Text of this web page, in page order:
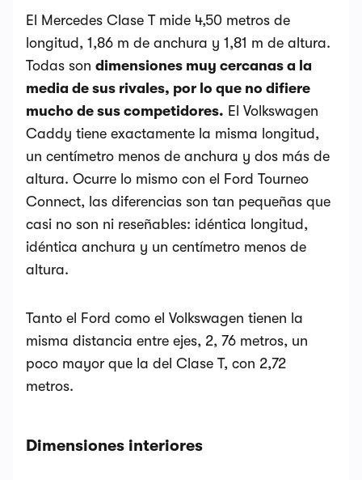
El Mercedes Clase T mide 4,50 metros de
longitud, 1,86 m de anchura y 1,81 m de altura.
Todas son dimensiones muy cercanas a la
media de sus rivales, por lo que no difiere
mucho de sus competidores. El Volkswagen
Caddy tiene exactamente la misma longitud,
un centímetro menos de anchura y dos más de
altura. Ocurre lo mismo con el Ford Tourneo
Connect, las diferencias son tan pequeñas que
casi no son ni reseñables: idéntica longitud,
idéntica anchura y un centímetro menos de
altura.
Tanto el Ford como el Volkswagen tienen la
misma distancia entre ejes, 2, 76 metros, un
poco mayor que la del Clase T, con 2,72
metros.
Dimensiones interiores